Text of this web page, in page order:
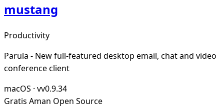
mustang
Productivity
Parula - New full-featured desktop email, chat and video
conference client
macOS · vv0.9.34
Gratis Aman Open Source